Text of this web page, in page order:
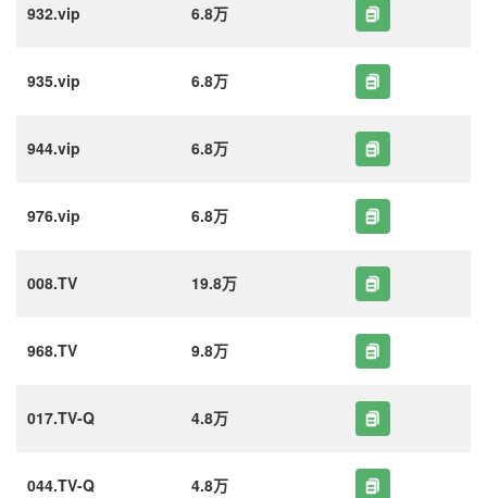
932.vip 6.8万
935.vip 6.8万
944.vip 6.8万
976.vip 6.8万
008.TV 19.8万
968.TV 9.8万
017.TV-Q 4.8万
044.TV-Q 4.8万